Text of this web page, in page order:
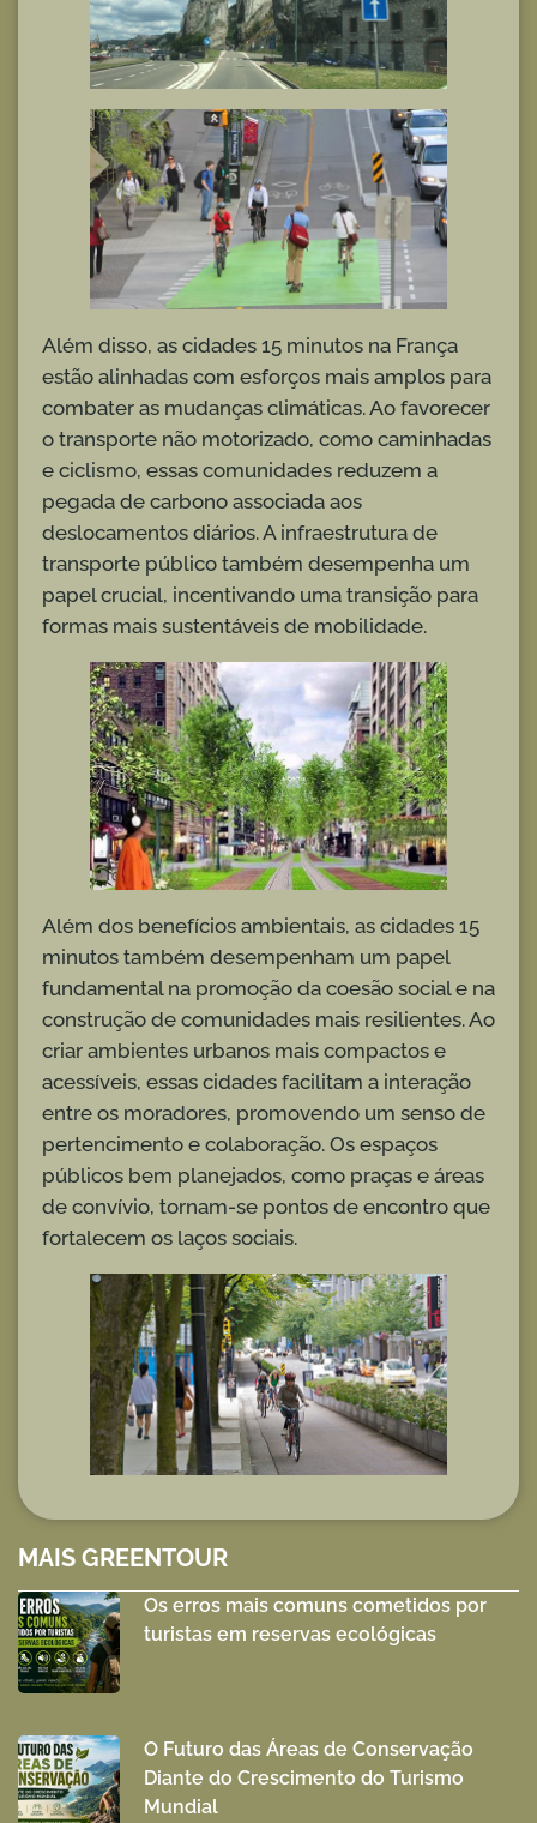
MAIS GREENTOUR
Os erros mais comuns cometidos por
turistas em reservas ecológicas
O Futuro das Áreas de Conservação
Diante do Crescimento do Turismo
Mundial
Além disso, as cidades 15 minutos na França
estão alinhadas com esforços mais amplos para
combater as mudanças climáticas. Ao favorecer
o transporte não motorizado, como caminhadas
e ciclismo, essas comunidades reduzem a
pegada de carbono associada aos
deslocamentos diários. A infraestrutura de
transporte público também desempenha um
papel crucial, incentivando uma transição para
formas mais sustentáveis de mobilidade.
Além dos benefícios ambientais, as cidades 15
minutos também desempenham um papel
fundamental na promoção da coesão social e na
construção de comunidades mais resilientes. Ao
criar ambientes urbanos mais compactos e
acessíveis, essas cidades facilitam a interação
entre os moradores, promovendo um senso de
pertencimento e colaboração. Os espaços
públicos bem planejados, como praças e áreas
de convívio, tornam-se pontos de encontro que
fortalecem os laços sociais.